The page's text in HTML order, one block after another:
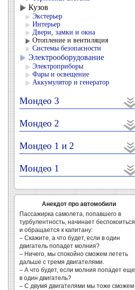
Кузов
Экстерьер
Интерьер
Двери, замки и окна
Отопление и вентиляция
Системы безопасности
Электрооборудование
Электроприборы
Фары и освещение
Аккумулятор и генератор
Мондео 3
Мондео 2
Мондео 1 и 2
Мондео 1
Анекдот про автомобили
Пассажирка самолета, попавшего в
турбулентность, начинает беспокоиться
и обращается к капитану:
– Скажите, а что будет, если в один
двигатель попадет молния?
– Ничего, мы спокойно сможем лететь
дальше с тремя двигателями.
– А что будет, если молния попадет еще
в один двигатель?
– С двумя двигателями мы тоже сможем